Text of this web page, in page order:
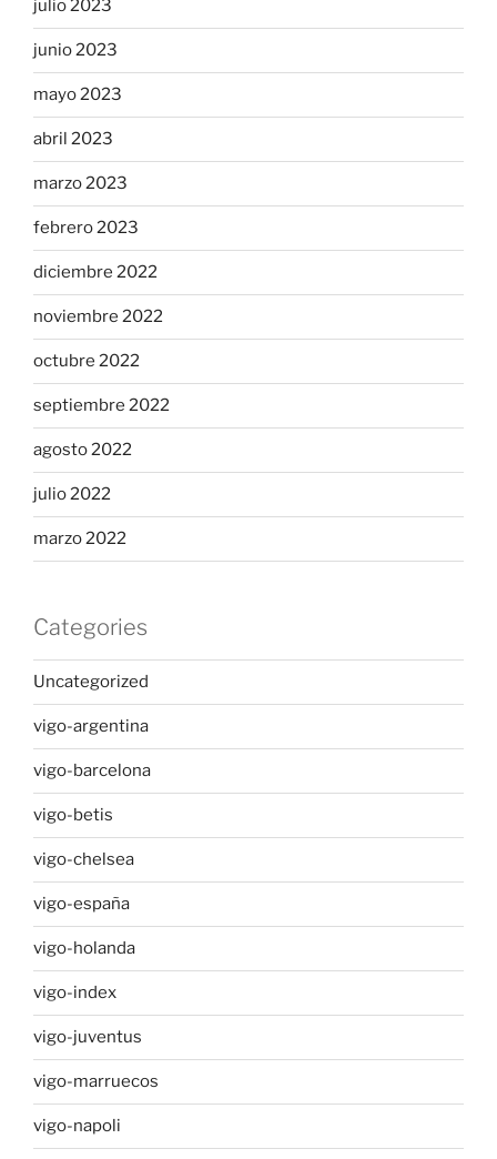
julio 2023
junio 2023
mayo 2023
abril 2023
marzo 2023
febrero 2023
diciembre 2022
noviembre 2022
octubre 2022
septiembre 2022
agosto 2022
julio 2022
marzo 2022
Categories
Uncategorized
vigo-argentina
vigo-barcelona
vigo-betis
vigo-chelsea
vigo-españa
vigo-holanda
vigo-index
vigo-juventus
vigo-marruecos
vigo-napoli